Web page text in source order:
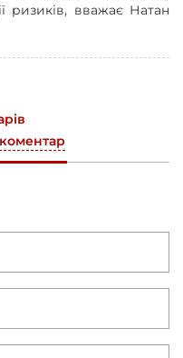
ризиків, вважає Натан